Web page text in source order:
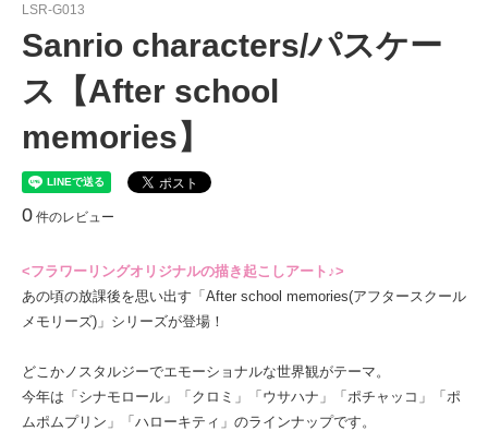
LSR-G013
Sanrio characters/パスケー
ス【After school
memories】
0 件のレビュー
<フラワーリングオリジナルの描き起こしアート♪>
あの頃の放課後を思い出す「After school memories(アフタースクール
メモリーズ)」シリーズが登場！
どこかノスタルジーでエモーショナルな世界観がテーマ。
今年は「シナモロール」「クロミ」「ウサハナ」「ポチャッコ」「ポ
ムポムプリン」「ハローキティ」のラインナップです。